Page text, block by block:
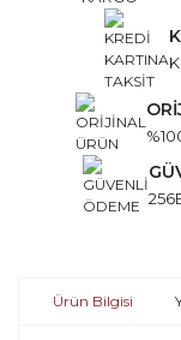
Ürün Bilgisi